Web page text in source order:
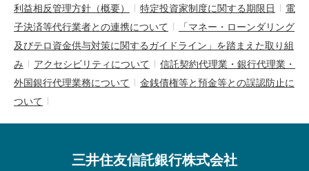
利益相反管理方針（概要）
特定投資家制度に関する期限日
電
子決済等代行業者との連携について
「マネー・ローンダリング
及びテロ資金供与対策に関するガイドライン」を踏まえた取り組
み
アクセシビリティについて
信託契約代理業・銀行代理業・
外国銀行代理業務について
金銭債権等と預金等との誤認防止に
ついて
三井住友信託銀行株式会社